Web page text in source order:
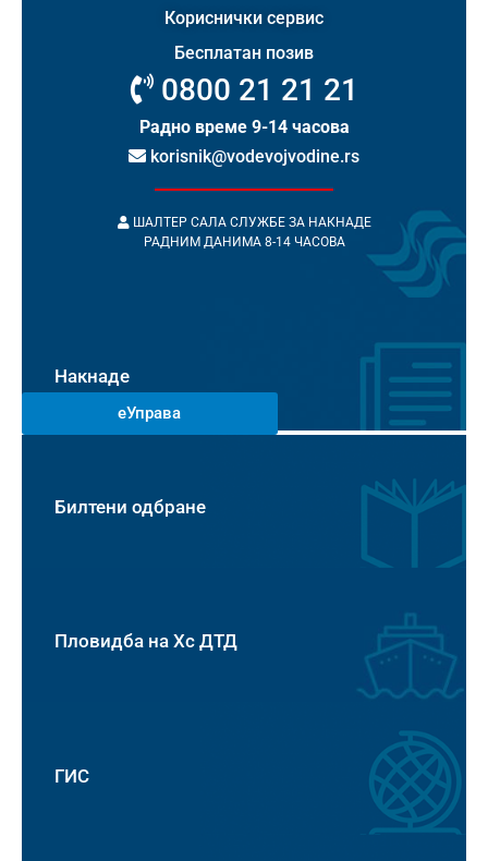
Кориснички сервис
Бесплатан позив
0800 21 21 21
Радно време 9-14 часова
korisnik@vodevojvodine.rs
ШАЛТЕР САЛА СЛУЖБЕ ЗА НАКНАДЕ
РАДНИМ ДАНИМА 8-14 ЧАСОВА
Накнаде
еУправа
Билтени одбране
Пловидба на Хс ДТД
ГИС